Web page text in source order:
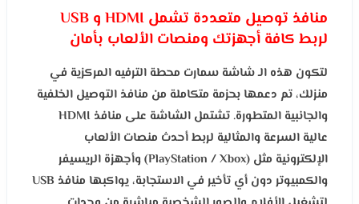
منافذ توصيل متعددة تشمل HDMI و USB
لربط كافة أجهزتك ومنصات الألعاب بأمان
لتكون هذه الـ شاشة سمارت محطة الترفيه المركزية في
منزلك، تم دعمها بحزمة متكاملة من منافذ التوصيل الخلفية
والجانبية المتطورة. تشتمل الشاشة على منافذ HDMI
عالية السرعة والمثالية لربط أحدث منصات الألعاب
الإلكترونية مثل (PlayStation / Xbox) وأجهزة الريسيفر
والكمبيوتر دون أي تأخير في الاستجابة، يواكبها منافذ USB